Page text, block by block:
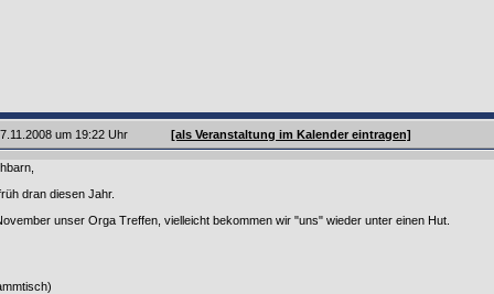
07.11.2008 um 19:22 Uhr [als Veranstaltung im Kalender eintragen]
dran diesen Jahr.
unser Orga Treffen, vielleicht bekommen wir "uns" wieder unter einen Hut.